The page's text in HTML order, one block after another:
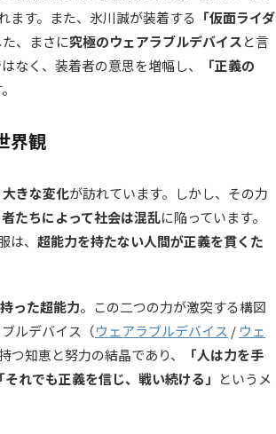
ます。また、氷川誠が装着する 「仮面ライダ
、まさに究極のウェアラブルデバイスと言
なく、装着者の意思を増幅し、
「正義の
界観
大きな変化が訪れています。しかし、その力
たちによって社会は混乱に陥っています。
、 超能力を持たない人間が正義を貫くた
った超能力。この二つの力が激突する構図
ルデバイス（ウェアラブルデバイス / ウェ
つ知恵と努力の結晶であり、
「人は力を手
「それでも正義を信じ、戦い続ける」 というメ